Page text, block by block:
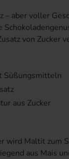
– aber voller
von Zucker
Süßungsmitteln
aus Zucker
wird Maltit zum
aus Mais